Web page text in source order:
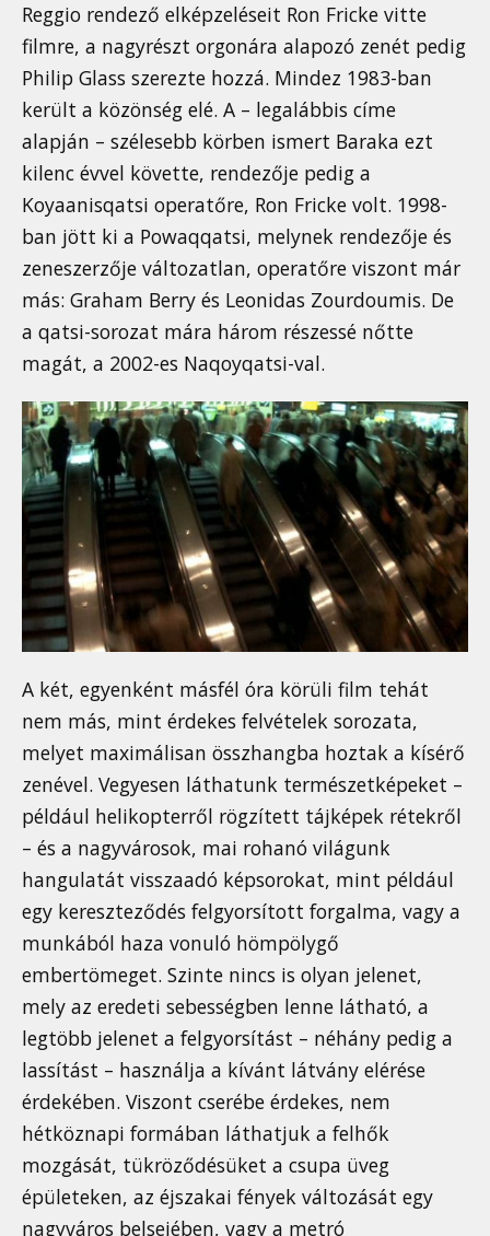
Reggio rendező elképzeléseit Ron Fricke vitte
filmre, a nagyrészt orgonára alapozó zenét pedig
Philip Glass szerezte hozzá. Mindez 1983-ban
került a közönség elé. A – legalábbis címe
alapján – szélesebb körben ismert Baraka ezt
kilenc évvel követte, rendezője pedig a
Koyaanisqatsi operatőre, Ron Fricke volt. 1998-
ban jött ki a Powaqqatsi, melynek rendezője és
zeneszerzője változatlan, operatőre viszont már
más: Graham Berry és Leonidas Zourdoumis. De
a qatsi-sorozat mára három részessé nőtte
magát, a 2002-es Naqoyqatsi-val.
A két, egyenként másfél óra körüli film tehát
nem más, mint érdekes felvételek sorozata,
melyet maximálisan összhangba hoztak a kísérő
zenével. Vegyesen láthatunk természetképeket –
például helikopterről rögzített tájképek rétekről
– és a nagyvárosok, mai rohanó világunk
hangulatát visszaadó képsorokat, mint például
egy kereszteződés felgyorsított forgalma, vagy a
munkából haza vonuló hömpölygő
embertömeget. Szinte nincs is olyan jelenet,
mely az eredeti sebességben lenne látható, a
legtöbb jelenet a felgyorsítást – néhány pedig a
lassítást – használja a kívánt látvány elérése
érdekében. Viszont cserébe érdekes, nem
hétköznapi formában láthatjuk a felhők
mozgását, tükröződésüket a csupa üveg
épületeken, az éjszakai fények változását egy
nagyváros belsejében, vagy a metró